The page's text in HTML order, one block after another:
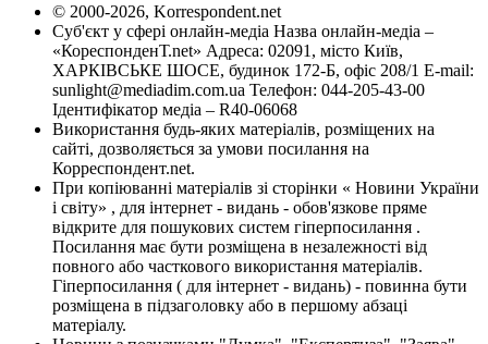
© 2000-2026, Korrespondent.net
Суб'єкт у сфері онлайн-медіа Назва онлайн-медіа –
«КореспонденТ.net» Адреса: 02091, місто Київ,
ХАРКІВСЬКЕ ШОСЕ, будинок 172-Б, офіс 208/1 E-mail:
sunlight@mediadim.com.ua Телефон: 044-205-43-00
Ідентифікатор медіа – R40-06068
Використання будь-яких матеріалів, розміщених на
сайті, дозволяється за умови посилання на
Корреспондент.net.
При копіюванні матеріалів зі сторінки « Новини України
і світу» , для інтернет - видань - обов'язкове пряме
відкрите для пошукових систем гіперпосилання .
Посилання має бути розміщена в незалежності від
повного або часткового використання матеріалів.
Гіперпосилання ( для інтернет - видань) - повинна бути
розміщена в підзаголовку або в першому абзаці
матеріалу.